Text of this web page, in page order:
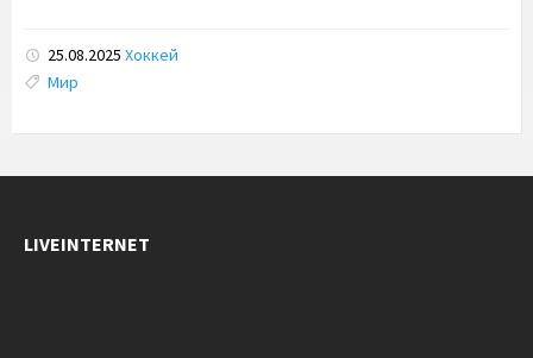
25.08.2025 Хоккей
Tags:
Мир
LIVEINTERNET